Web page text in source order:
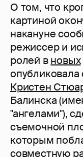
О том, что
картиной
накануне
режиссер и
ролей вновых
Кристен
Балинска
"ангелами"),
съемочной
которым
совместную